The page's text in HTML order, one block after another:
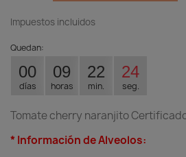
Impuestos incluidos
Quedan:
00
días
09
horas
22
min.
24
seg.
Tomate cherry naranjito Certificado
* Información de Alveolos: